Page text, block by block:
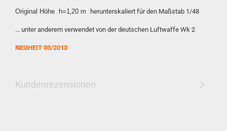
Original Höhe h=1,20 m herunterskaliert für den Maßstab 1/48
... unter anderem verwendet von der deutschen Luftwaffe Wk 2
NEUHEIT 03/2013
Kundenrezensionen